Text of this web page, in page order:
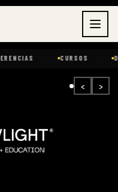
CURSOS DISEÑO Y
‹ ›